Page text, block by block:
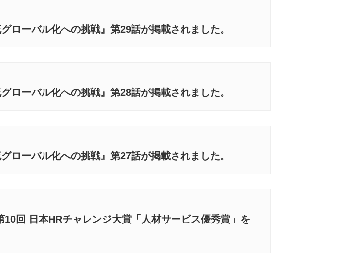
ローバル化への挑戦』第29話が掲載されました。
ローバル化への挑戦』第28話が掲載されました。
ローバル化への挑戦』第27話が掲載されました。
回 日本HRチャレンジ大賞「人材サービス優秀賞」を